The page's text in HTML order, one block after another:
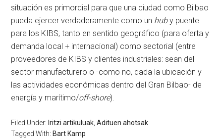
situación es primordial para que una ciudad como Bilbao
pueda ejercer verdaderamente como un huby puente
para los KIBS, tanto en sentido geográfico (para oferta y
demanda local + internacional) como sectorial (entre
proveedores de KIBS y clientes industriales: sean del
sector manufacturero o -como no, dada la ubicación y
las actividades económicas dentro del Gran Bilbao- de
energía y marítimo/off-shore).
Filed Under: Iritzi artikuluak ,Adituen ahotsak
Tagged With: Bart Kamp